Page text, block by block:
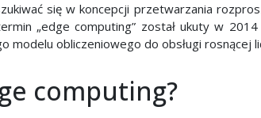
się w koncepcji przetwarzania
„edge computing” został ukuty w
modelu obliczeniowego do obsługi rosnącej
computing?